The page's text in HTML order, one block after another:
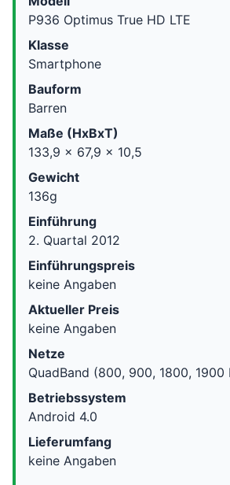
P936 Optimus True HD LTE
Klasse
Smartphone
Bauform
Barren
Maße (HxBxT)
133,9 x 67,9 x 10,5
Gewicht
136g
Einführung
2. Quartal 2012
Einführungspreis
keine Angaben
Aktueller Preis
keine Angaben
Netze
QuadBand (800, 900, 1800, 1900
Betriebssystem
Android 4.0
Lieferumfang
keine Angaben